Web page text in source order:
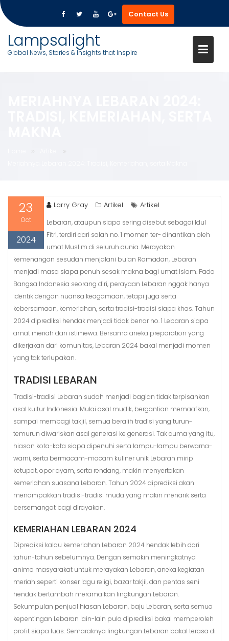
content
Contact Us
Lampsalight
Global News, Stories & Insights that Inspire
23
Oct
2024
Larry Gray Artikel Artikel
Lebaran, ataupun siapa sering disebut sebagai Idul
Fitri, terdiri dari salah no. 1 momen ter- dinantikan oleh
umat Muslim di seluruh dunia. Merayakan
kemenangan sesudah menjalani bulan Ramadan, Lebaran
menjadi masa siapa penuh sesak makna bagi umat Islam. Pada
Bangsa Indonesia seorang diri, perayaan Lebaran nggak hanya
identik dengan nuansa keagamaan, tetapi juga serta
kebersamaan, kemeriahan, serta tradisi-tradisi siapa khas. Tahun
2024 diprediksi hendak menjadi tidak benar no. 1 Lebaran siapa
amat meriah dan istimewa. Bersama aneka preparation yang
dikerjakan dari komunitas, Lebaran 2024 bakal menjadi momen
yang tak terlupakan.
TRADISI LEBARAN
Tradisi-tradisi Lebaran sudah menjadi bagian tidak terpisahkan
asal kultur Indonesia. Mulai asal mudik, bergantian memaafkan,
sampai membagi takjil, semua beralih tradisi yang turun-
temurun diwariskan asal generasi ke generasi. Tak cuma yang itu,
hiasan kota-kota siapa dipenuhi serta lampu-lampu berwarna-
warni, serta bermacam-macam kuliner unik Lebaran mirip
ketupat, opor ayam, serta rendang, makin menyertakan
kemeriahan suasana Lebaran. Tahun 2024 diprediksi akan
menampakkan tradisi-tradisi muda yang makin menarik serta
bersemangat bagi dirayakan.
KEMERIAHAN LEBARAN 2024
Diprediksi kalau kemeriahan Lebaran 2024 hendak lebih dari
tahun-tahun sebelumnya. Dengan semakin meningkatnya
animo masyarakat untuk merayakan Lebaran, aneka kegiatan
meriah seperti konser lagu religi, bazar takjil, dan pentas seni
hendak bertambah meramaikan lingkungan Lebaran.
Sekumpulan penjual hiasan Lebaran, baju Lebaran, serta semua
kepentingan Lebaran lain-lain pula diprediksi bakal memperoleh
profit siapa luas. Semaraknya lingkungan Lebaran bakal terasa di